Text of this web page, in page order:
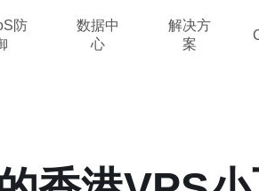
防
数据中
心
解决方
案